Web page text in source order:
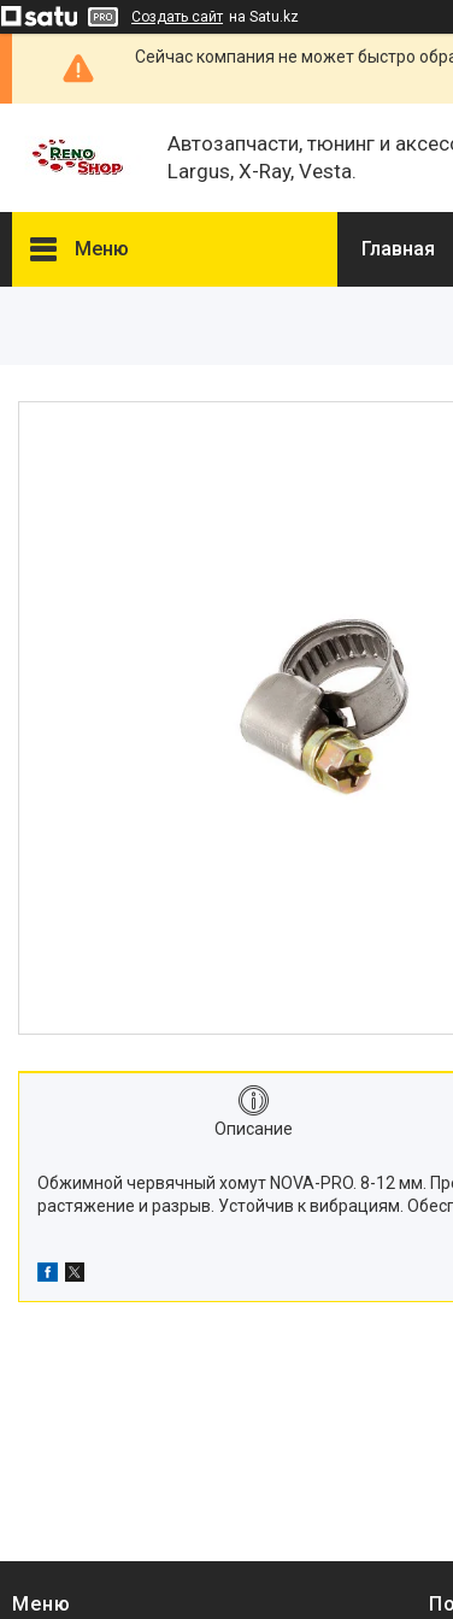
Создать сайт на Satu.kz
Сейчас компания не может быстро
Автозапчасти, тюнинг и
Largus, X-Ray, Vesta.
Меню Главная
Описание
Обжимной червячный хомут NOVA-PRO. 8-12 мм.
растяжение и разрыв. Устойчив к вибрациям.
Меню